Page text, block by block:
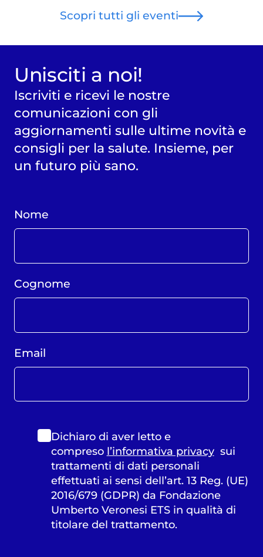
Scopri tutti gli eventi
Unisciti a noi!
Iscriviti e ricevi le nostre
comunicazioni con gli
aggiornamenti sulle ultime novità e
consigli per la salute. Insieme, per
un futuro più sano.
Nome
Cognome
Email
Dichiaro di aver letto e
compreso l’informativa privacysui
trattamenti di dati personali
effettuati ai sensi dell’art. 13 Reg. (UE)
2016/679 (GDPR) da Fondazione
Umberto Veronesi ETS in qualità di
titolare del trattamento.